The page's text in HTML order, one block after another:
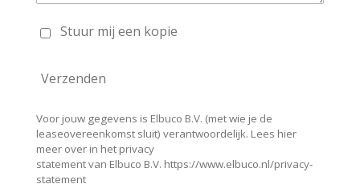
Stuur mij een kopie
Verzenden
Voor jouw gegevens is Elbuco B.V. (met wie je de
leaseovereenkomst sluit) verantwoordelijk. Lees hier
meer over in het privacy
statement van Elbuco B.V. https://www.elbuco.nl/privacy-
statement